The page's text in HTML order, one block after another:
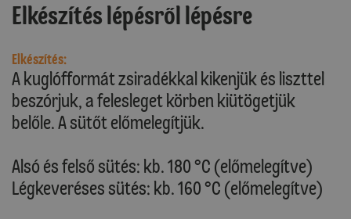
Elkészítés lépésről lépésre
Elkészítés:
A kuglófformát zsiradékkal kikenjük és liszttel
beszórjuk, a felesleget körben kiütögetjük
belőle. A sütőt előmelegítjük.
Alsó és felső sütés: kb. 180 °C (előmelegítve)
Légkeveréses sütés: kb. 160 °C (előmelegítve)